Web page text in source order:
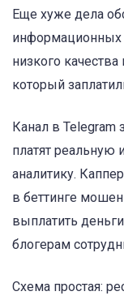
Еще хуже дела
информационных
низкого
который
Канал в Telegram
платят реальную
аналитику.
в беттинге
выплатить
блогерам
Схема простая: